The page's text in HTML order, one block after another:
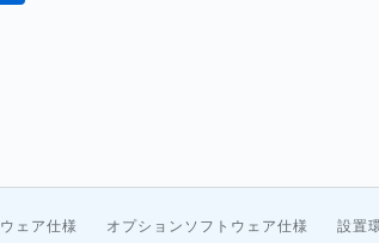
ェア仕様 オプションソフトウェア仕様 設置